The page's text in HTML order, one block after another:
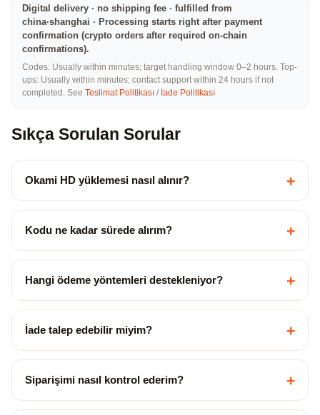
Digital delivery · no shipping fee · fulfilled from
china·shanghai · Processing starts right after payment
confirmation (crypto orders after required on-chain
confirmations).
Codes: Usually within minutes; target handling window 0–2 hours. Top-
ups: Usually within minutes; contact support within 24 hours if not
completed. See Teslimat Politikası / İade Politikası
Sıkça Sorulan Sorular
Okami HD yüklemesi nasıl alınır? +
Kodu ne kadar sürede alırım? +
Hangi ödeme yöntemleri destekleniyor? +
İade talep edebilir miyim? +
Siparişimi nasıl kontrol ederim? +